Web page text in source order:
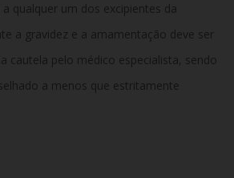
qualquer um dos excipientes da
a gravidez e a amamentação deve ser
cautela pelo médico especialista, sendo
a menos que estritamente